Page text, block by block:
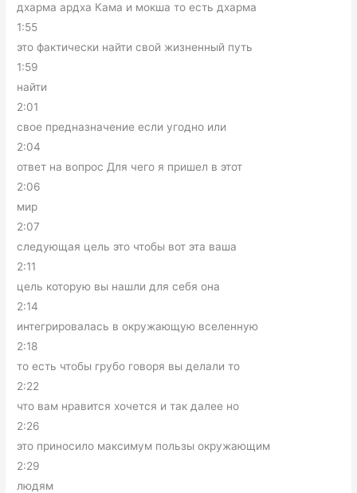
дхарма ардха Кама и мокша то есть дхарма
1:55
это фактически найти свой жизненный путь
1:59
найти
2:01
свое предназначение если угодно или
2:04
ответ на вопрос Для чего я пришел в этот
2:06
мир
2:07
следующая цель это чтобы вот эта ваша
2:11
цель которую вы нашли для себя она
2:14
интегрировалась в окружающую вселенную
2:18
то есть чтобы грубо говоря вы делали то
2:22
что вам нравится хочется и так далее но
2:26
это приносило максимум пользы окружающим
2:29
людям